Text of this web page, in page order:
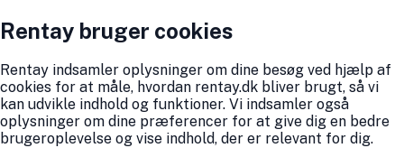
Rentay bruger cookies
Rentay indsamler oplysninger om dine besøg ved hjælp af
cookies for at måle, hvordan rentay.dk bliver brugt, så vi
kan udvikle indhold og funktioner. Vi indsamler også
oplysninger om dine præferencer for at give dig en bedre
brugeroplevelse og vise indhold, der er relevant for dig.